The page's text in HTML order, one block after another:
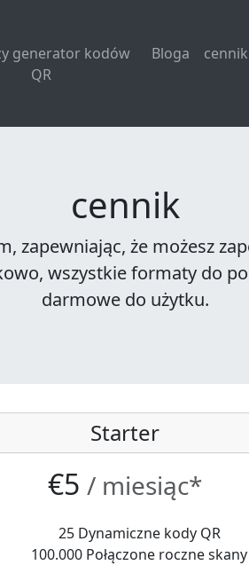
generator kodów
QR
Bloga cennik
cennik
zapewniając, że możesz
wszystkie formaty do
darmowe do użytku.
Starter
€5 / miesiąc*
25 Dynamiczne kody QR
100.000 Połączone roczne skany